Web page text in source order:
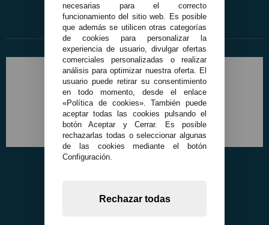
necesarias para el correcto
funcionamiento del sitio web. Es posible
que además se utilicen otras categorías
de cookies para personalizar la
experiencia de usuario, divulgar ofertas
comerciales personalizadas o realizar
análisis para optimizar nuestra oferta. El
usuario puede retirar su consentimiento
en todo momento, desde el enlace
«Política de cookies». También puede
aceptar todas las cookies pulsando el
botón Aceptar y Cerrar. Es posible
rechazarlas todas o seleccionar algunas
de las cookies mediante el botón
Configuración.
Rechazar todas